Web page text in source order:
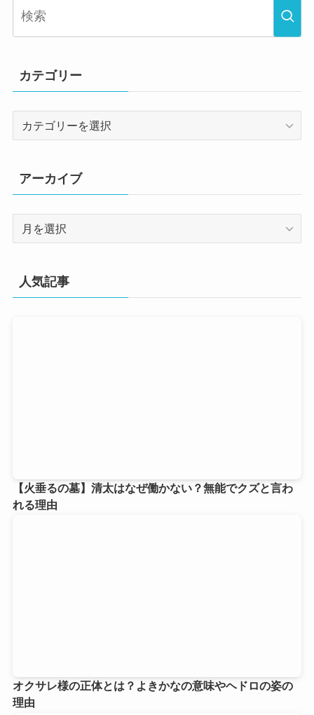
カテゴリー
リ
ー
アーカイブ
ブ
人気記事
【火垂るの墓】清太はなぜ働かない？無能でクズと言わ
れる理由
オクサレ様の正体とは？よきかなの意味やヘドロの姿の
理由